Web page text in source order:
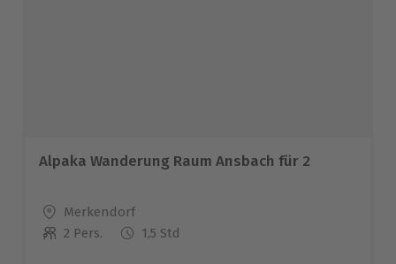
Alpaka Wanderung Raum Ansbach für 2
Standort
Merkendorf
Anzahl der Teilnehmer
2 Pers. 1,5 Std